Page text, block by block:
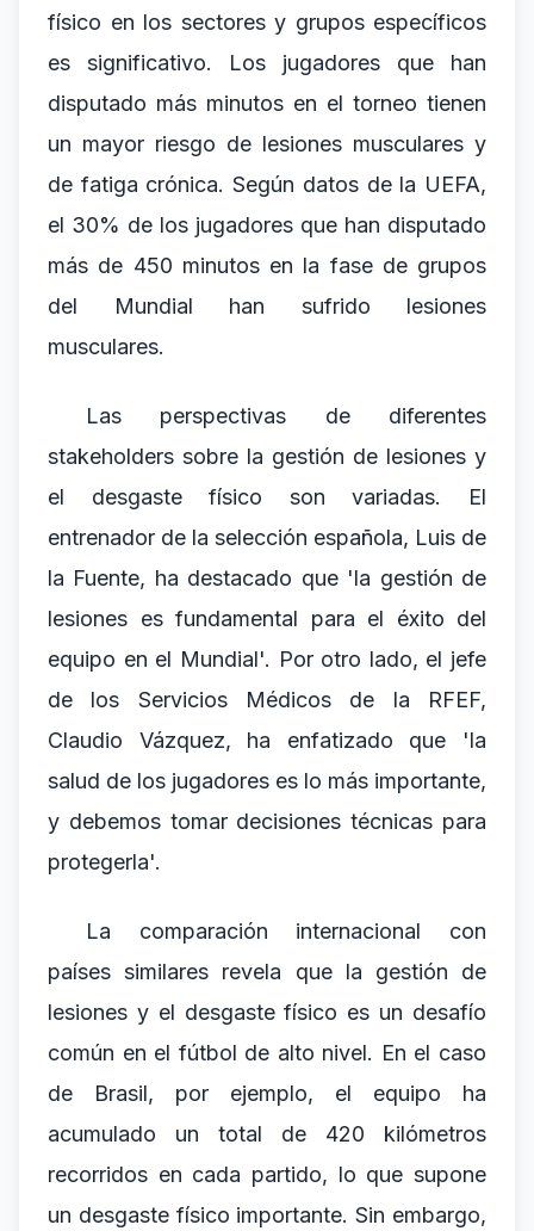
físico en los sectores y grupos específicos
es significativo. Los jugadores que han
disputado más minutos en el torneo tienen
un mayor riesgo de lesiones musculares y
de fatiga crónica. Según datos de la UEFA,
el 30% de los jugadores que han disputado
más de 450 minutos en la fase de grupos
del Mundial han sufrido lesiones
musculares.
Las perspectivas de diferentes
stakeholders sobre la gestión de lesiones y
el desgaste físico son variadas. El
entrenador de la selección española, Luis de
la Fuente, ha destacado que 'la gestión de
lesiones es fundamental para el éxito del
equipo en el Mundial'. Por otro lado, el jefe
de los Servicios Médicos de la RFEF,
Claudio Vázquez, ha enfatizado que 'la
salud de los jugadores es lo más importante,
y debemos tomar decisiones técnicas para
protegerla'.
La comparación internacional con
países similares revela que la gestión de
lesiones y el desgaste físico es un desafío
común en el fútbol de alto nivel. En el caso
de Brasil, por ejemplo, el equipo ha
acumulado un total de 420 kilómetros
recorridos en cada partido, lo que supone
un desgaste físico importante. Sin embargo,